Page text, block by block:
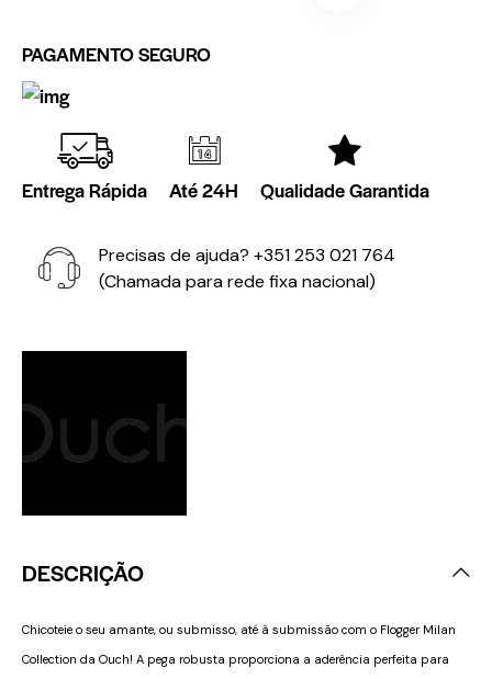
PAGAMENTO SEGURO
Entrega Rápida Até 24H Qualidade Garantida
Precisas de ajuda? +351 253 021 764
(Chamada para rede fixa nacional)
DESCRIÇÃO
Chicoteie o seu amante, ou submisso, até à submissão com o Flogger Milan
Collection da Ouch! A pega robusta proporciona a aderência perfeita para